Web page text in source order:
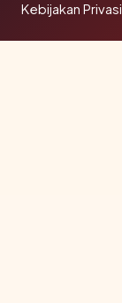
Kebijakan Privasi